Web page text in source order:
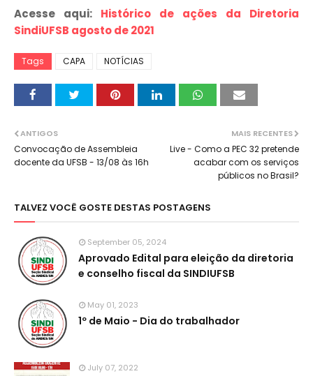
Acesse aqui: Histórico de ações da Diretoria
SindiUFSB agosto de 2021
Tags CAPA NOTÍCIAS
MAIS RECENTES
Live - Como a PEC 32 pretende
acabar com os serviços
públicos no Brasil?
ANTIGOS
Convocação de Assembleia
docente da UFSB - 13/08 às 16h
TALVEZ VOCÊ GOSTE DESTAS POSTAGENS
September 05, 2024
Aprovado Edital para eleição da diretoria
e conselho fiscal da SINDIUFSB
May 01, 2023
1º de Maio - Dia do trabalhador
July 07, 2022